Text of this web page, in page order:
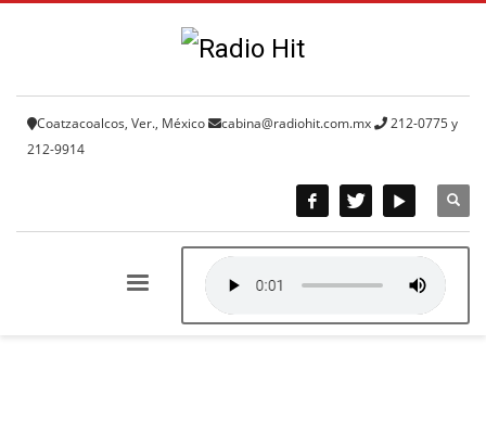
Coatzacoalcos, Ver., México cabina@radiohit.com.mx
212-0775 y
212-9914